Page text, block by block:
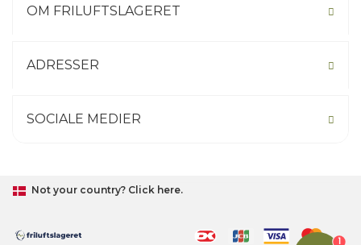
OM FRILUFTSLAGERET
ADRESSER
SOCIALE MEDIER
Not your country? Click here.
1